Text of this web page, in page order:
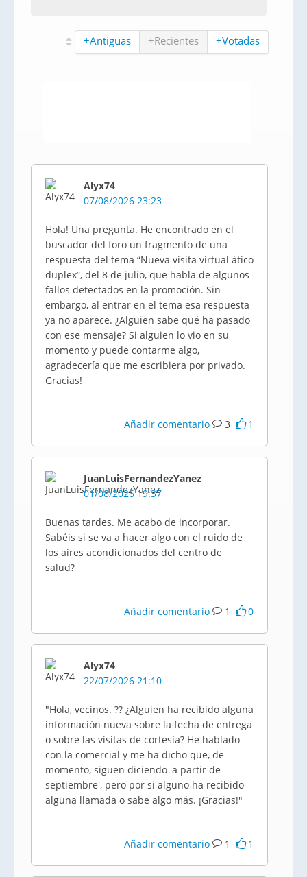
+Antiguas +Recientes +Votadas
Alyx74
07/08/2026 23:23
Hola! Una pregunta. He encontrado en el
buscador del foro un fragmento de una
respuesta del tema “Nueva visita virtual ático
duplex”, del 8 de julio, que habla de algunos
fallos detectados en la promoción. Sin
embargo, al entrar en el tema esa respuesta
ya no aparece. ¿Alguien sabe qué ha pasado
con ese mensaje? Si alguien lo vio en su
momento y puede contarme algo,
agradecería que me escribiera por privado.
Gracias!
Añadir comentario 3 1
JuanLuisFernandezYanez
01/08/2026 19:37
Buenas tardes. Me acabo de incorporar.
Sabéis si se va a hacer algo con el ruido de
los aires acondicionados del centro de
salud?
Añadir comentario 1 0
Alyx74
22/07/2026 21:10
"Hola, vecinos. ?? ¿Alguien ha recibido alguna
información nueva sobre la fecha de entrega
o sobre las visitas de cortesía? He hablado
con la comercial y me ha dicho que, de
momento, siguen diciendo 'a partir de
septiembre', pero por si alguno ha recibido
alguna llamada o sabe algo más. ¡Gracias!"
Añadir comentario 1 1